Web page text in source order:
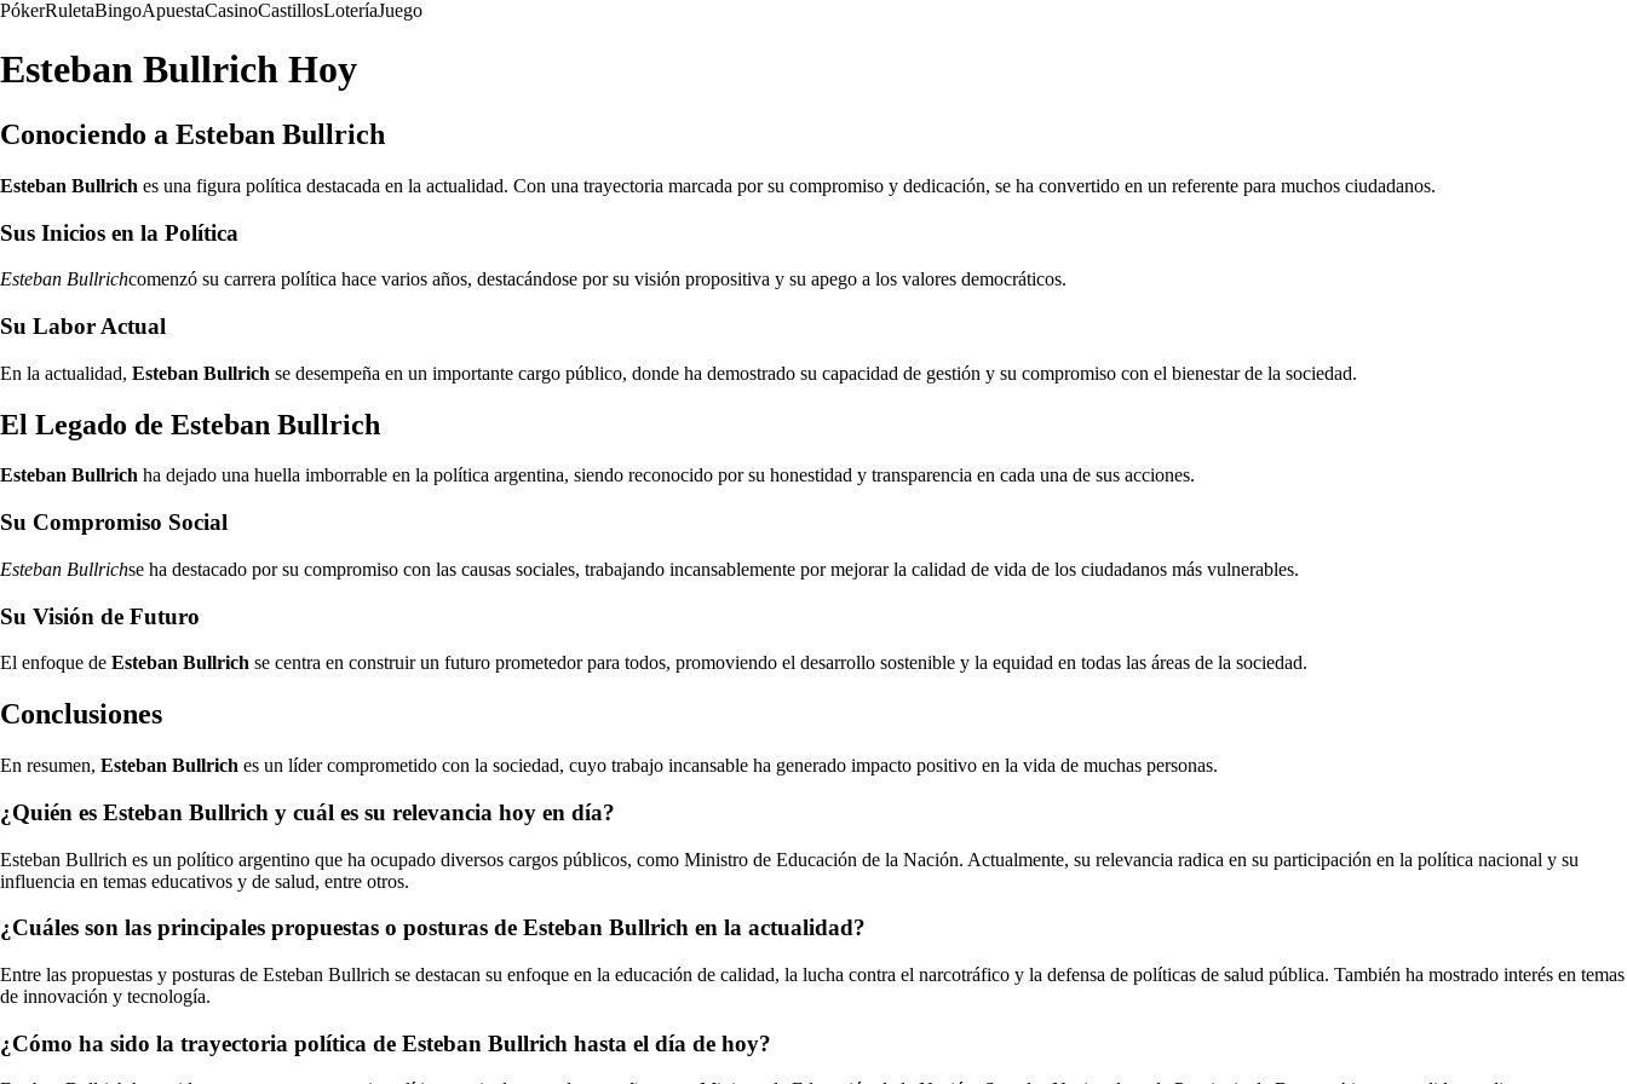
PókerRuletaBingoApuestaCasinoCastillosLoteríaJuego
Esteban Bullrich Hoy
Conociendo a Esteban Bullrich
Esteban Bullrich es una figura política destacada en la actualidad. Con una trayectoria marcada por su compromiso y dedicación, se ha convertido en un referente para muchos ciudadanos.
Sus Inicios en la Política
Esteban Bullrichcomenzó su carrera política hace varios años, destacándose por su visión propositiva y su apego a los valores democráticos.
Su Labor Actual
En la actualidad, Esteban Bullrich se desempeña en un importante cargo público, donde ha demostrado su capacidad de gestión y su compromiso con el bienestar de la sociedad.
El Legado de Esteban Bullrich
Esteban Bullrich ha dejado una huella imborrable en la política argentina, siendo reconocido por su honestidad y transparencia en cada una de sus acciones.
Su Compromiso Social
Esteban Bullrichse ha destacado por su compromiso con las causas sociales, trabajando incansablemente por mejorar la calidad de vida de los ciudadanos más vulnerables.
Su Visión de Futuro
El enfoque de Esteban Bullrich se centra en construir un futuro prometedor para todos, promoviendo el desarrollo sostenible y la equidad en todas las áreas de la sociedad.
Conclusiones
En resumen, Esteban Bullrich es un líder comprometido con la sociedad, cuyo trabajo incansable ha generado impacto positivo en la vida de muchas personas.
¿Quién es Esteban Bullrich y cuál es su relevancia hoy en día?
Esteban Bullrich es un político argentino que ha ocupado diversos cargos públicos, como Ministro de Educación de la Nación. Actualmente, su relevancia radica en su participación en la política nacional y su
influencia en temas educativos y de salud, entre otros.
¿Cuáles son las principales propuestas o posturas de Esteban Bullrich en la actualidad?
Entre las propuestas y posturas de Esteban Bullrich se destacan su enfoque en la educación de calidad, la lucha contra el narcotráfico y la defensa de políticas de salud pública. También ha mostrado interés en temas
de innovación y tecnología.
¿Cómo ha sido la trayectoria política de Esteban Bullrich hasta el día de hoy?